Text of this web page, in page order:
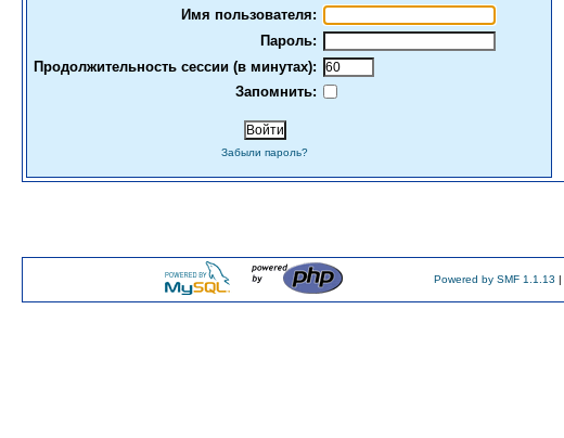
Имя пользователя:
Пароль:
Продолжительность сессии (в минутах):
Запомнить:
Забыли пароль?
Powered by SMF 1.1.13 |